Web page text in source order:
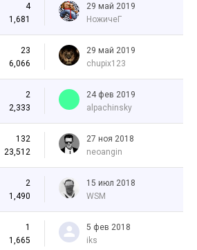
4
1,681
29 май 2019
НожичеГ
23
6,066
29 май 2019
chupix123
2
2,333
24 фев 2019
alpachinsky
132
23,512
27 ноя 2018
neoangin
2
1,490
15 июл 2018
WSM
1
1,665
5 фев 2018
iks